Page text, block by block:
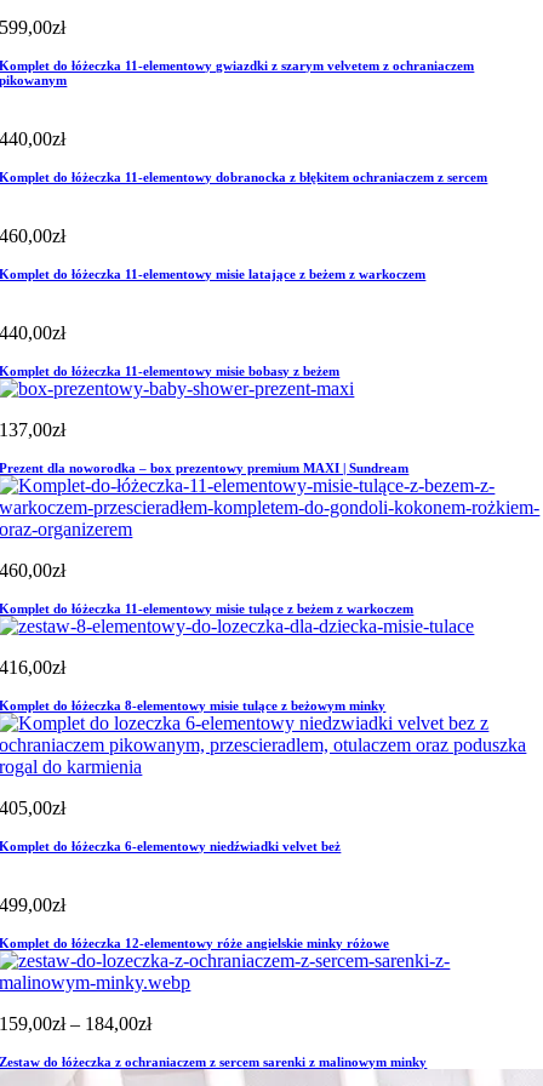
599,00zł
Komplet do łóżeczka 11-elementowy gwiazdki z szarym velvetem z ochraniaczem
pikowanym
440,00zł
Komplet do łóżeczka 11-elementowy dobranocka z błękitem ochraniaczem z sercem
460,00zł
Komplet do łóżeczka 11-elementowy misie latające z beżem z warkoczem
440,00zł
Komplet do łóżeczka 11-elementowy misie bobasy z beżem
137,00zł
Prezent dla noworodka – box prezentowy premium MAXI | Sundream
460,00zł
Komplet do łóżeczka 11-elementowy misie tulące z beżem z warkoczem
416,00zł
Komplet do łóżeczka 8-elementowy misie tulące z beżowym minky
405,00zł
Komplet do łóżeczka 6-elementowy niedźwiadki velvet beż
499,00zł
Komplet do łóżeczka 12-elementowy róże angielskie minky różowe
159,00zł – 184,00złZakres
od
Zestaw do łóżeczka z ochraniaczem z sercem sarenki z malinowym minky